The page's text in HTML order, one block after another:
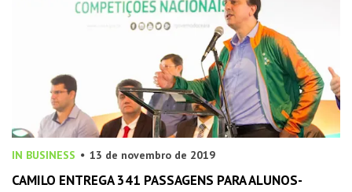
IN BUSINESS 13 de novembro de 2019
CAMILO ENTREGA 341 PASSAGENS PARA ALUNOS-